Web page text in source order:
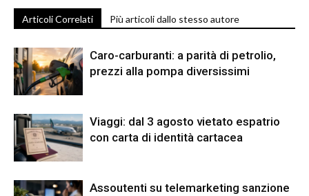
Articoli Correlati Più articoli dallo stesso autore
Caro-carburanti: a parità di petrolio,
prezzi alla pompa diversissimi
Viaggi: dal 3 agosto vietato espatrio
con carta di identità cartacea
Assoutenti su telemarketing sanzione